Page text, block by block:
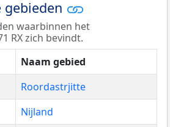
gebieden
waarbinnen het
RX zich bevindt.
Naam gebied
Roordastrjitte
Nijland